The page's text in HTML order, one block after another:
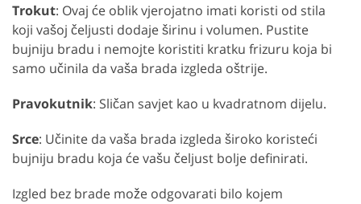
Trokut: Ovaj će oblik vjerojatno imati koristi od stila
koji vašoj čeljusti dodaje širinu i volumen. Pustite
bujniju bradu i nemojte koristiti kratku frizuru koja bi
samo učinila da vaša brada izgleda oštrije.
Pravokutnik: Sličan savjet kao u kvadratnom dijelu.
Srce: Učinite da vaša brada izgleda široko koristeći
bujniju bradu koja će vašu čeljust bolje definirati.
Izgled bez brade može odgovarati bilo kojem